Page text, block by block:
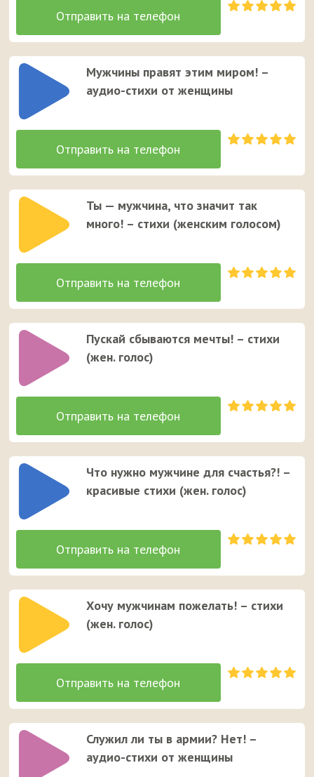
Мужчины правят этим миром! –
аудио-стихи от женщины
Ты — мужчина, что значит так
много! – стихи (женcким голосом)
Пускай сбываются мечты! – стихи
(жен. голос)
Что нужно мужчине для счастья?! –
красивые стихи (жен. голос)
Хочу мужчинам пожелать! – стихи
(жен. голос)
Служил ли ты в армии? Нет! –
аудио-стихи от женщины